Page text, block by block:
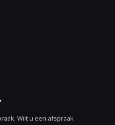
Wilt u een afspraak